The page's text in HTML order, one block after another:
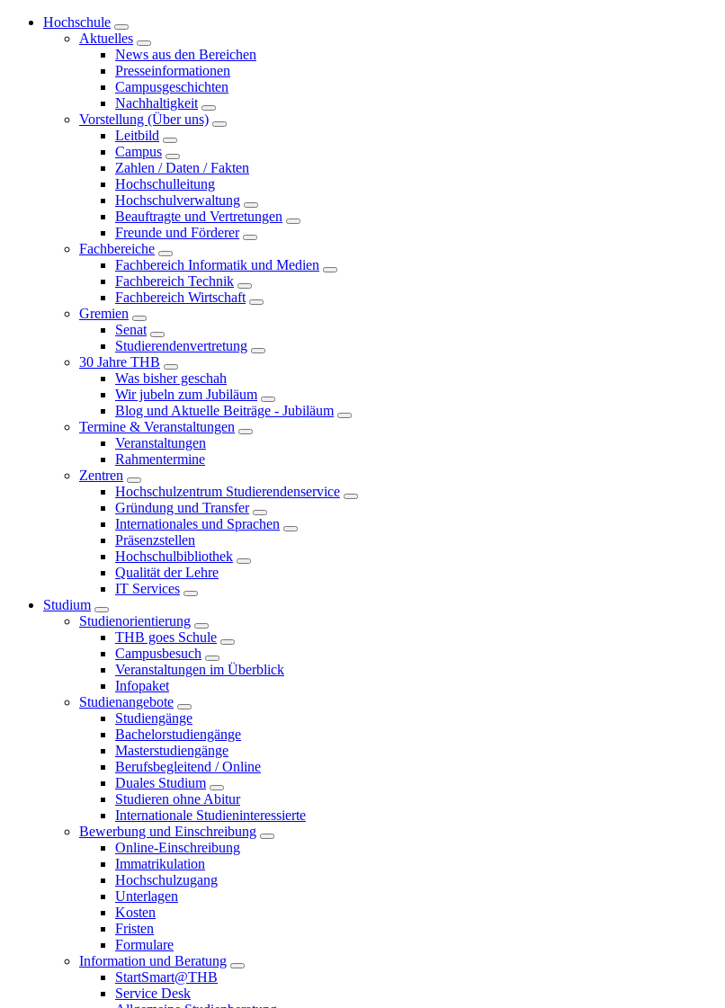
Hochschule
Aktuelles
News aus den Bereichen
Presseinformationen
Campusgeschichten
Nachhaltigkeit
Vorstellung (Über uns)
Leitbild
Campus
Zahlen / Daten / Fakten
Hochschulleitung
Hochschulverwaltung
Beauftragte und Vertretungen
Freunde und Förderer
Fachbereiche
Fachbereich Informatik und Medien
Fachbereich Technik
Fachbereich Wirtschaft
Gremien
Senat
Studierendenvertretung
30 Jahre THB
Was bisher geschah
Wir jubeln zum Jubiläum
Blog und Aktuelle Beiträge - Jubiläum
Termine & Veranstaltungen
Veranstaltungen
Rahmentermine
Zentren
Hochschulzentrum Studierendenservice
Gründung und Transfer
Internationales und Sprachen
Präsenzstellen
Hochschulbibliothek
Qualität der Lehre
IT Services
Studium
Studienorientierung
THB goes Schule
Campusbesuch
Veranstaltungen im Überblick
Infopaket
Studienangebote
Studiengänge
Bachelorstudiengänge
Masterstudiengänge
Berufsbegleitend / Online
Duales Studium
Studieren ohne Abitur
Internationale Studieninteressierte
Bewerbung und Einschreibung
Online-Einschreibung
Immatrikulation
Hochschulzugang
Unterlagen
Kosten
Fristen
Formulare
Information und Beratung
StartSmart@THB
Service Desk